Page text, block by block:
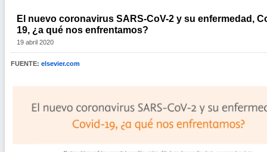
El nuevo coronavirus SARS-CoV-2 y su enfermedad,
19, ¿a qué nos enfrentamos?
19 abril 2020
FUENTE: elsevier.com